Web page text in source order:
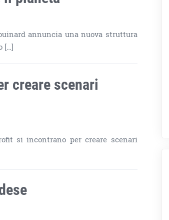
annuncia una nuova struttura
[…]
creare scenari
si incontrano per creare scenari